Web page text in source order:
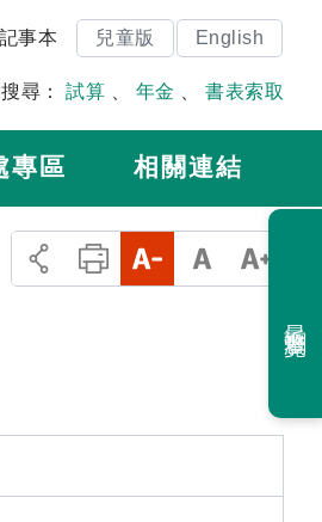
事本 兒童版 English
尋： 試算 年金 書表索取
專區 相關連結